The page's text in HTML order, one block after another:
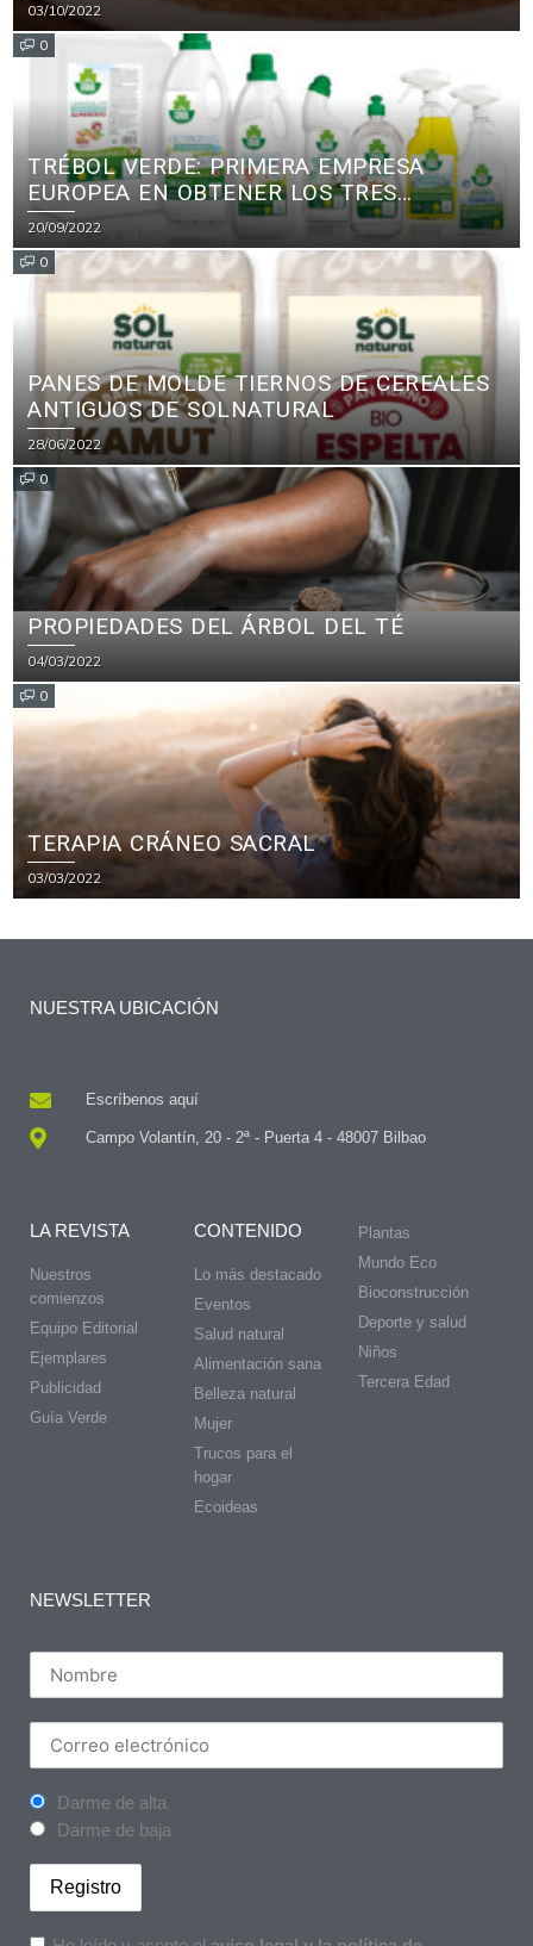
03/10/2022
0
TRÉBOL VERDE: PRIMERA EMPRESA
EUROPEA EN OBTENER LOS TRES
PRINCIPALES CERTIFICADOS ECOLÓGICOS
PARA PRODUCTOS DE LIMPIEZA
20/09/2022
0
PANES DE MOLDE TIERNOS DE CEREALES
ANTIGUOS DE SOLNATURAL
28/06/2022
0
PROPIEDADES DEL ÁRBOL DEL TÉ
04/03/2022
0
TERAPIA CRÁNEO SACRAL
03/03/2022
NUESTRA UBICACIÓN
Escríbenos aquí
Campo Volantín, 20 - 2ª - Puerta 4 - 48007 Bilbao
LA REVISTA
Nuestros
comienzos
Equipo Editorial
Ejemplares
Publicidad
Guía Verde
CONTENIDO
Lo más destacado
Eventos
Salud natural
Alimentación sana
Belleza natural
Mujer
Trucos para el
hogar
Ecoideas
Plantas
Mundo Eco
Bioconstrucción
Deporte y salud
Niños
Tercera Edad
NEWSLETTER
Darme de alta
Darme de baja